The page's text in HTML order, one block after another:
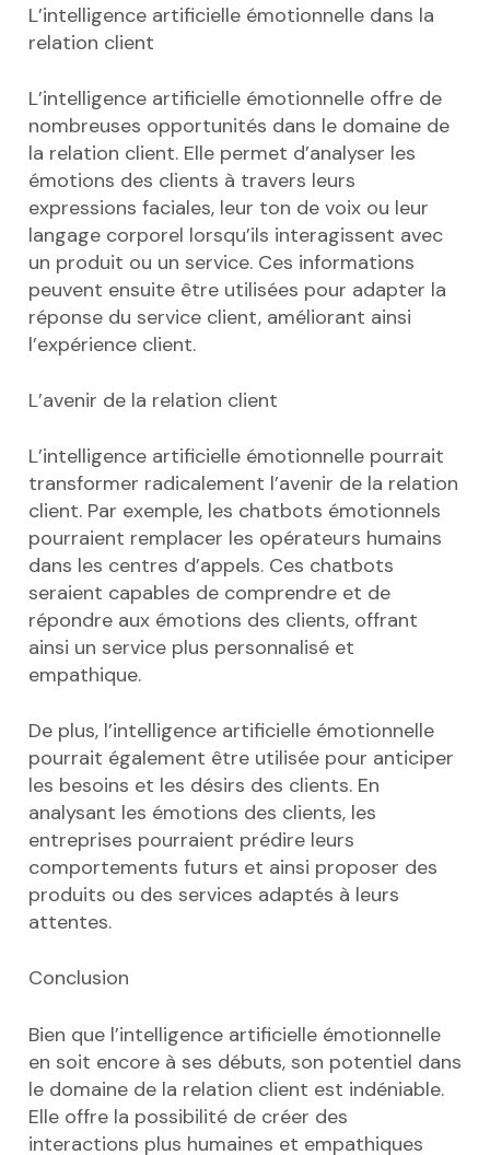
L’intelligence artificielle émotionnelle dans la
relation client
L’intelligence artificielle émotionnelle offre de
nombreuses opportunités dans le domaine de
la relation client. Elle permet d’analyser les
émotions des clients à travers leurs
expressions faciales, leur ton de voix ou leur
langage corporel lorsqu’ils interagissent avec
un produit ou un service. Ces informations
peuvent ensuite être utilisées pour adapter la
réponse du service client, améliorant ainsi
l’expérience client.
L’avenir de la relation client
L’intelligence artificielle émotionnelle pourrait
transformer radicalement l’avenir de la relation
client. Par exemple, les chatbots émotionnels
pourraient remplacer les opérateurs humains
dans les centres d’appels. Ces chatbots
seraient capables de comprendre et de
répondre aux émotions des clients, offrant
ainsi un service plus personnalisé et
empathique.
De plus, l’intelligence artificielle émotionnelle
pourrait également être utilisée pour anticiper
les besoins et les désirs des clients. En
analysant les émotions des clients, les
entreprises pourraient prédire leurs
comportements futurs et ainsi proposer des
produits ou des services adaptés à leurs
attentes.
Conclusion
Bien que l’intelligence artificielle émotionnelle
en soit encore à ses débuts, son potentiel dans
le domaine de la relation client est indéniable.
Elle offre la possibilité de créer des
interactions plus humaines et empathiques